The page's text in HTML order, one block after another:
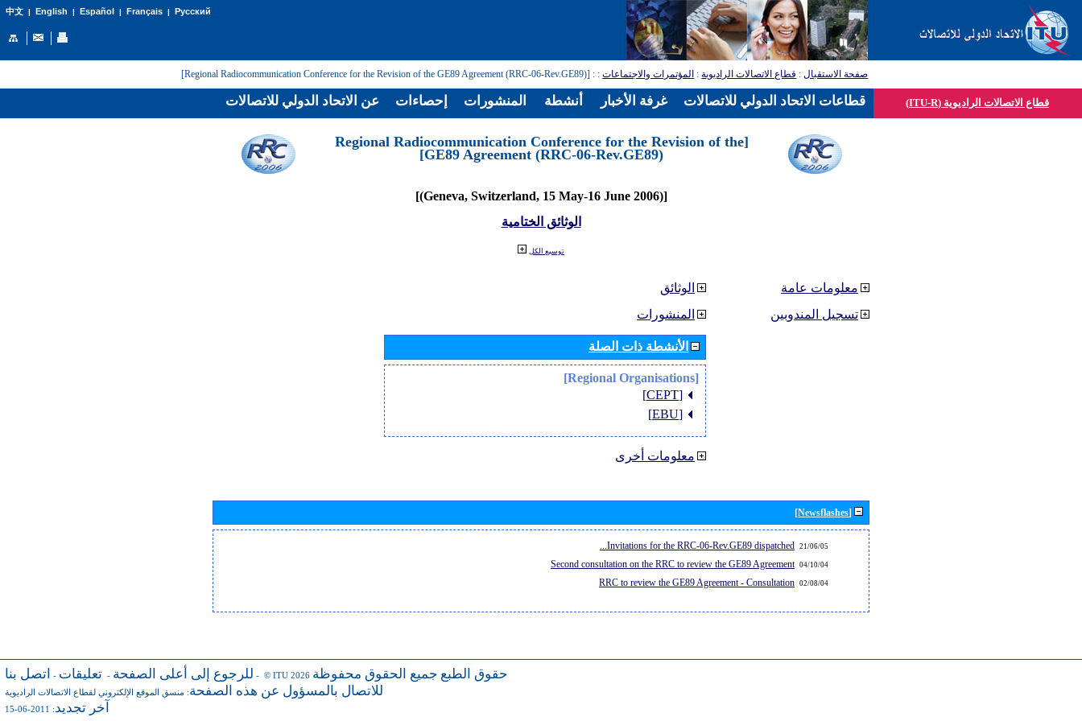
中文| English | Español | Français| Русский
صفحة الاستقبال: قطاع الاتصالات الراديوية: المؤتمرات والاجتماعات:
: [Regional Radiocommunication Conference for the Revision of the GE89 Agreement (RRC-06-Rev.GE89)]
قطاع الاتصالات الراديوية (ITU-R)
[Regional Radiocommunication Conference for the Revision of the
GE89 Agreement (RRC-06-Rev.GE89)]
[(Geneva, Switzerland, 15 May-16 June 2006)]
الوثائق الختامية
توسيع الكل
الوثائق
المنشورات
الأنشطة ذات الصلة
[Regional Organisations]
[CEPT]
[EBU]
معلومات أخرى
معلومات عامة
تسجيل المندوبين
[Newsflashes]
21/06/05
Invitations for the RRC-06-Rev.GE89 dispatched...
04/10/04
Second consultation on the RRC to review the GE89 Agreement
02/08/04
RRC to review the GE89 Agreement - Consultation
للرجوع إلى أعلى الصفحة - تعليقات - اتصل بنا - © ITU 2026 حقوق الطبع جميع الحقوق محفوظة
للاتصال بالمسؤول عن هذه الصفحة: منسق الموقع الإلكتروني لقطاع الاتصالات الراديوية
آخر تجديد: 2011-06-15
عن الاتحاد الدولي للاتصالات إحصاءات المنشورات أنشطة غرفة الأخبار قطاعات الاتحاد الدولي للاتصالات